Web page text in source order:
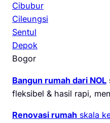
Cibubur
Cileungsi
Sentul
Depok
Bogor
Bangun rumah dari NOL
fleksibel & hasil rapi,
Renovasi rumah skala